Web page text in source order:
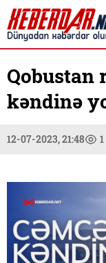
Qobustan
kəndinə
12-07-2023, 21:48